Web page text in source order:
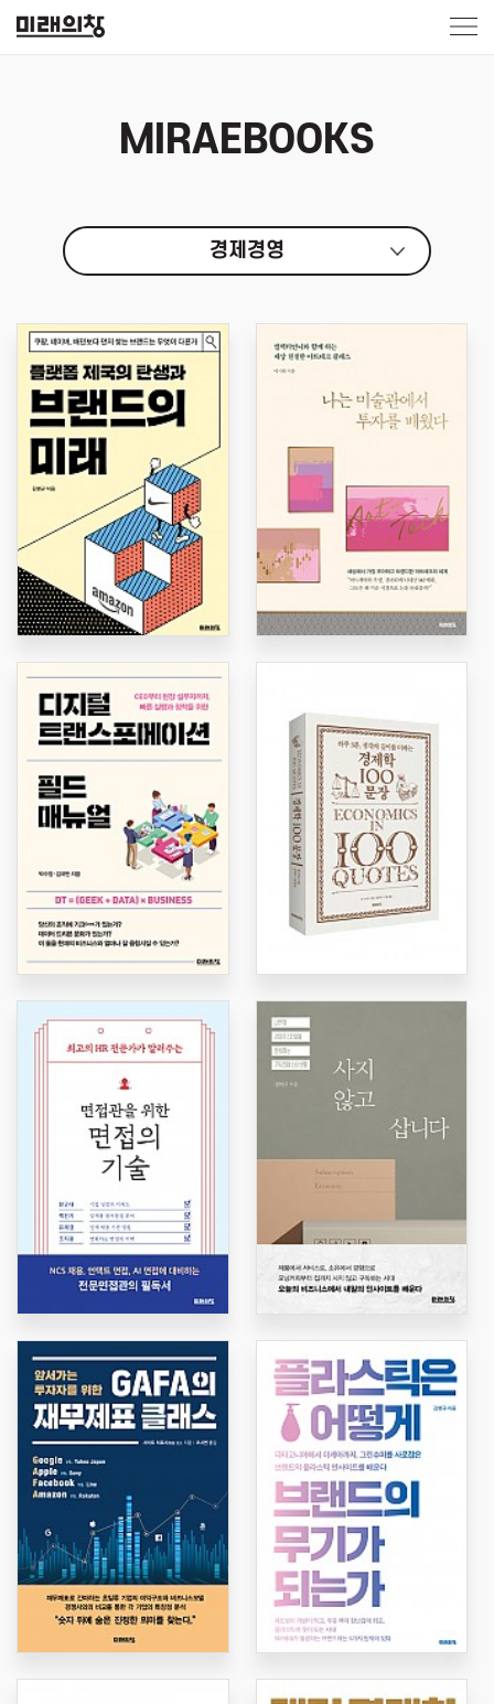
MIRAEBOOKS
경제경영